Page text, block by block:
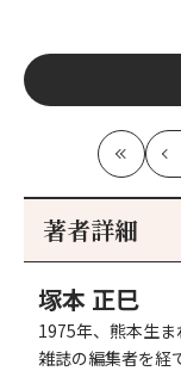
最
初
著者詳細
塚本 正巳
1975年、熊本生ま
雑誌の編集者を経